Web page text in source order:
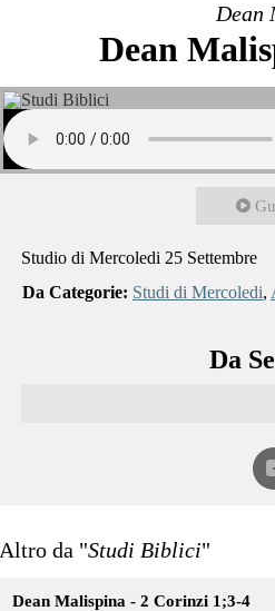
Dean
Dean
Studio di Mercoledi 25 Settembre
Da Categorie: Studi di Mercoledi,
Da
Altro da "Studi Biblici"
Dean Malispina - 2 Corinzi 1;3-4